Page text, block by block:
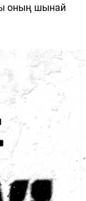
оның шынай